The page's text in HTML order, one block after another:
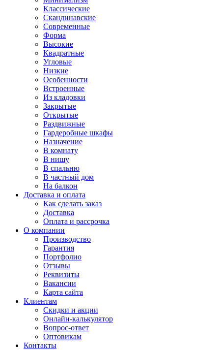
Классические
Скандинавские
Современные
Форма
Высокие
Квадратные
Угловые
Низкие
Особенности
Встроенные
Из кладовки
Закрытые
Открытые
Раздвижные
Гардеробные шкафы
Назначение
В комнату
В нишу
В спальню
В частный дом
На балкон
Доставка и оплата
Как сделать заказ
Доставка
Оплата и рассрочка
О компании
Производство
Гарантия
Портфолио
Отзывы
Реквизиты
Вакансии
Карта сайта
Клиентам
Скидки и акции
Онлайн-калькулятор
Вопрос-ответ
Оптовикам
Контакты